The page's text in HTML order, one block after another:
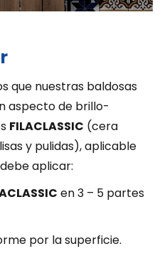
que nuestras baldosas
aspecto de brillo-
FILACLASSIC (cera
y pulidas), aplicable
aplicar:
en 3 – 5 partes
por la superficie.